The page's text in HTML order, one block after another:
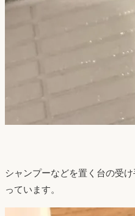
シャンプーなどを置く台の受
っています。